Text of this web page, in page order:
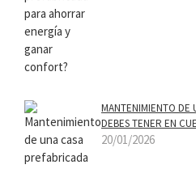
MANTENIMIENTO DE
DEBES TENER EN
20/01/2026